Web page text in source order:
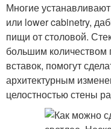
Многие
или lower cabinetry,
пищи от столовой.
большим количеством
вставок, помогут
архитектурным
целостностью стены